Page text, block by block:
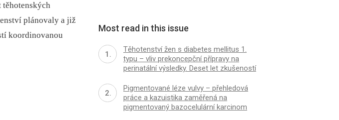
těhotenských
plánovaly a již
koordinovanou
Most read in this issue
Těhotenství žen s diabetes mellitus 1.
typu – vliv prekoncepční přípravy na
perinatální výsledky. Deset let zkušeností
Pigmentované léze vulvy – přehledová
práce a kazuistika zaměřená na
pigmentovaný bazocelulární karcinom